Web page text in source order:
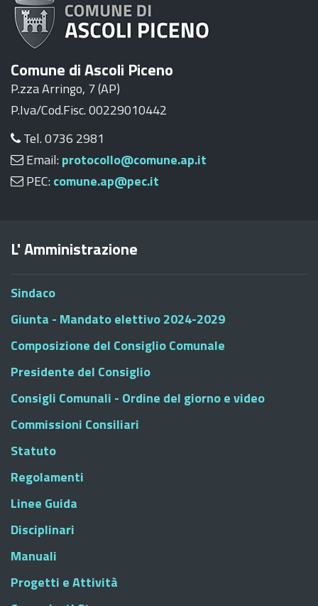
Comune di Ascoli Piceno
P.zza Arringo, 7 (AP)
P.Iva/Cod.Fisc. 00229010442
Tel. 0736 2981
Email: protocollo@comune.ap.it
PEC: comune.ap@pec.it
L' Amministrazione
Sindaco
Giunta - Mandato elettivo 2024-2029
Composizione del Consiglio Comunale
Presidente del Consiglio
Consigli Comunali - Ordine del giorno e video
Commissioni Consiliari
Statuto
Regolamenti
Linee Guida
Disciplinari
Manuali
Progetti e Attività